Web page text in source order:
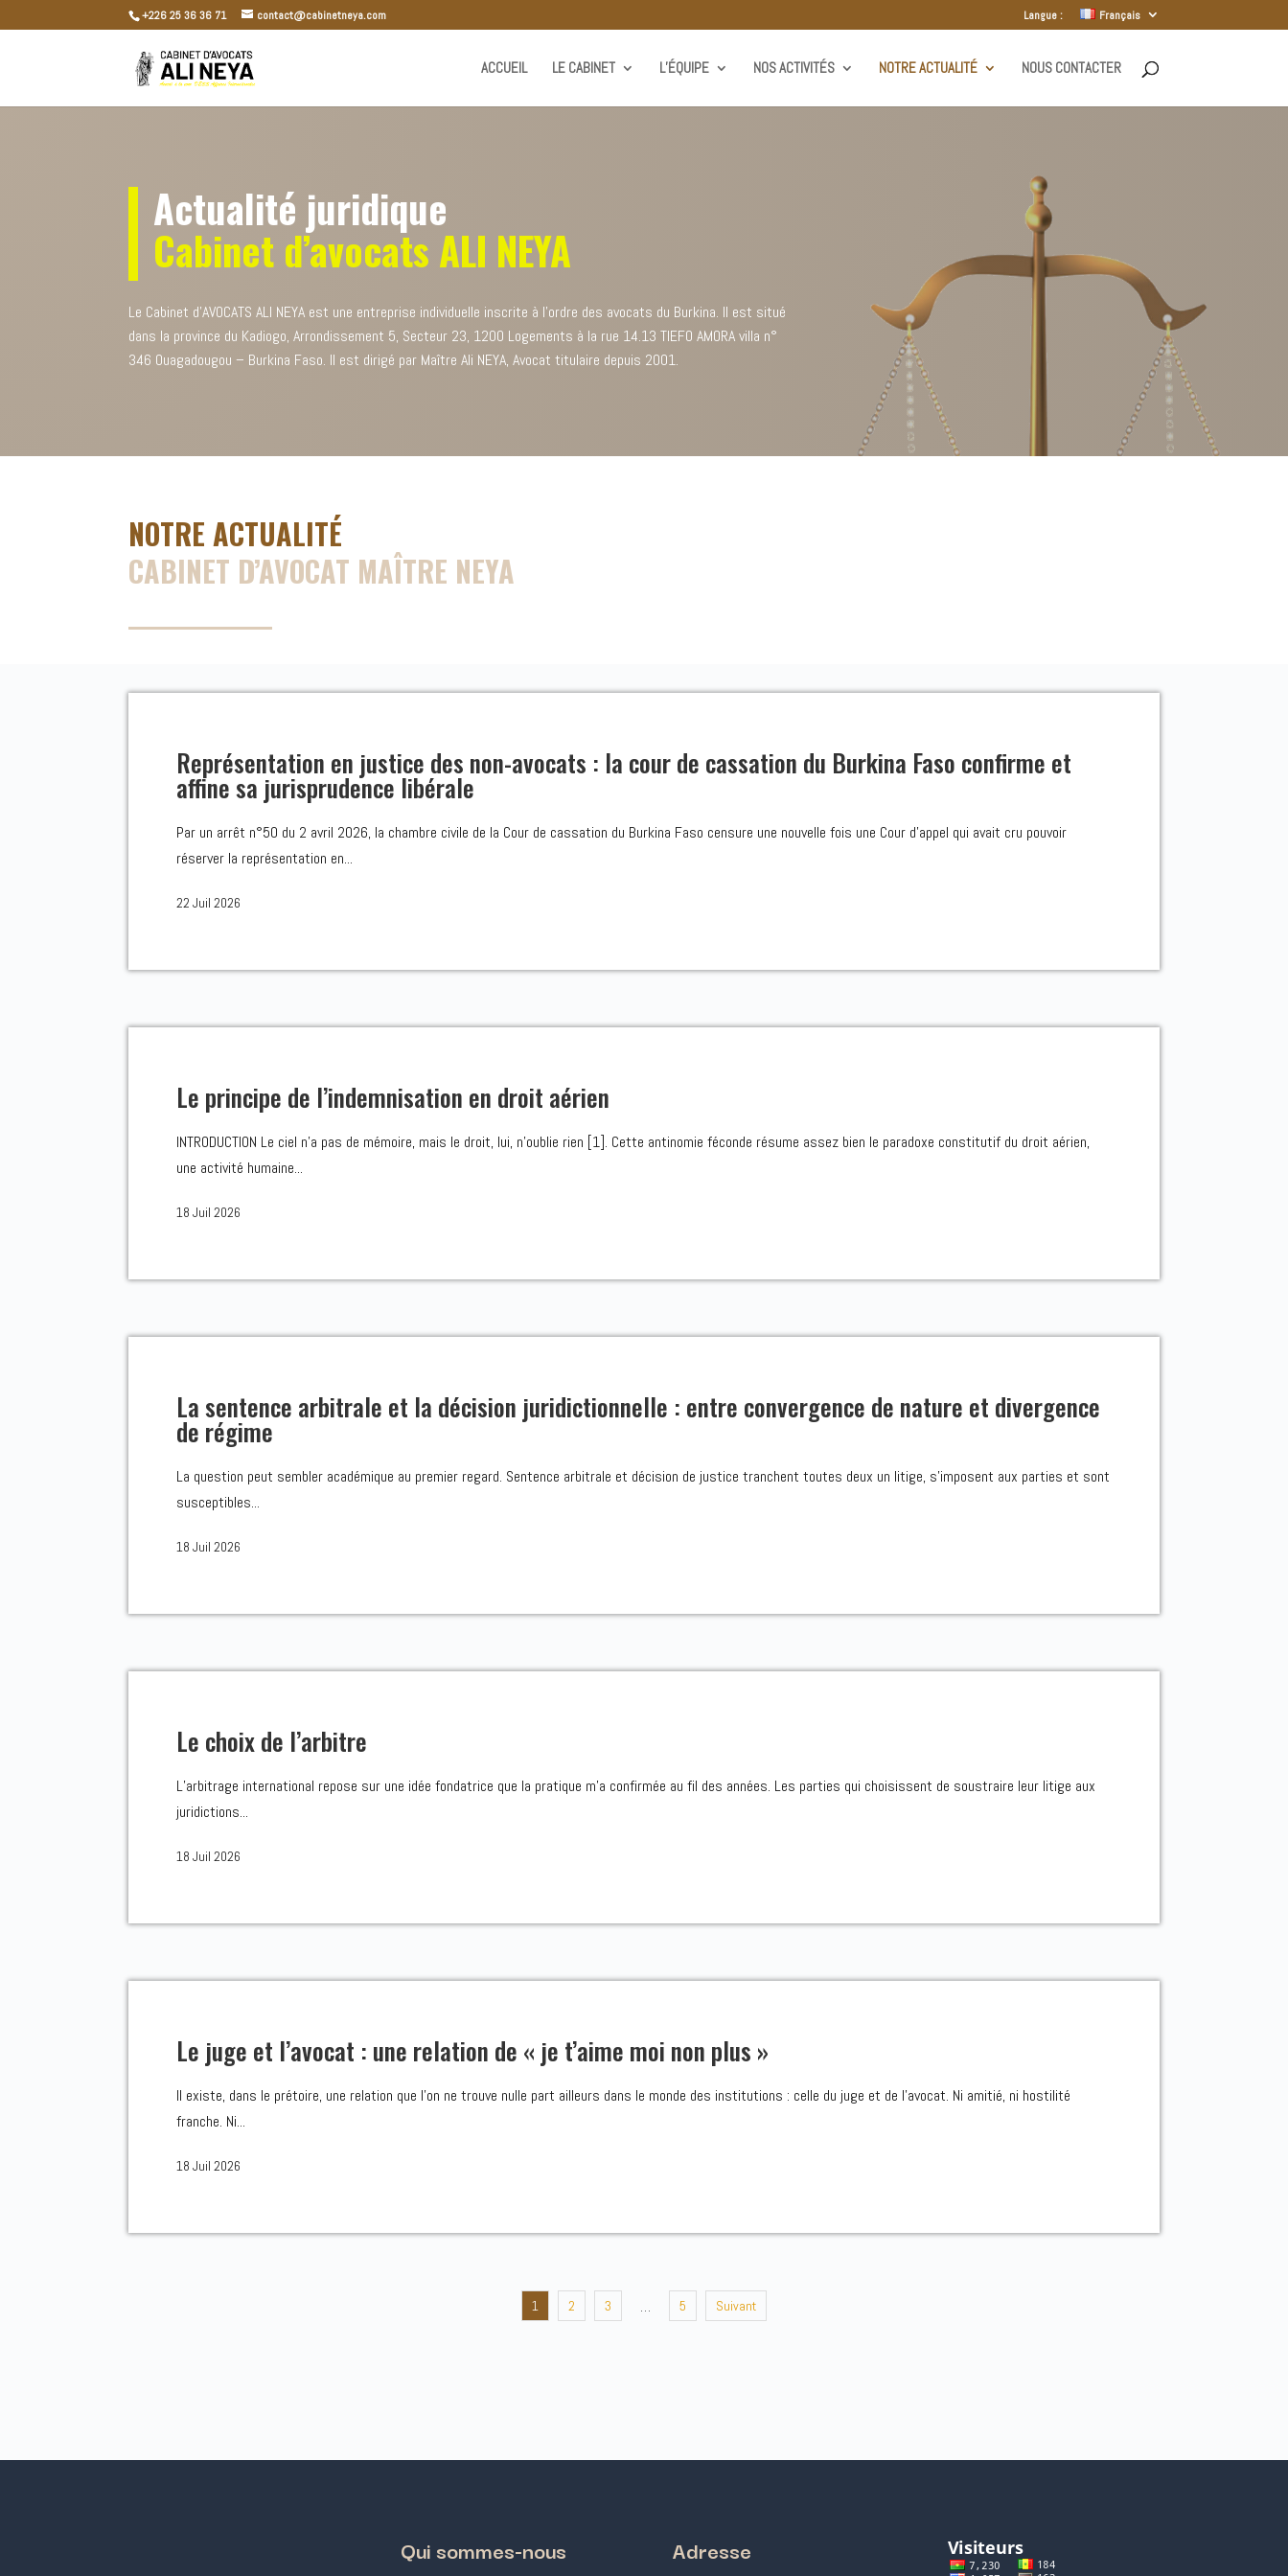
+226 25 36 36 71 contact@cabinetneya.com Langue : Français
ACCUEIL LE CABINET L’ÉQUIPE NOS ACTIVITÉS NOTRE ACTUALITÉ NOUS CONTACTER
Actualité juridique
Cabinet d’avocats ALI NEYA
Le Cabinet d’AVOCATS ALI NEYA est une entreprise individuelle inscrite à l’ordre des avocats du Burkina. Il est situé
dans la province du Kadiogo, Arrondissement 5, Secteur 23, 1200 Logements à la rue 14.13 TIEFO AMORA villa n°
346 Ouagadougou – Burkina Faso. Il est dirigé par Maître Ali NEYA, Avocat titulaire depuis 2001.
NOTRE ACTUALITÉ
CABINET D’AVOCAT MAÎTRE NEYA
Représentation en justice des non-avocats : la cour de cassation du Burkina Faso confirme et
affine sa jurisprudence libérale
Par un arrêt n°50 du 2 avril 2026, la chambre civile de la Cour de cassation du Burkina Faso censure une nouvelle fois une Cour d’appel qui avait cru pouvoir
réserver la représentation en...
22 Juil 2026
Le principe de l’indemnisation en droit aérien
INTRODUCTION Le ciel n’a pas de mémoire, mais le droit, lui, n’oublie rien [1]. Cette antinomie féconde résume assez bien le paradoxe constitutif du droit aérien,
une activité humaine...
18 Juil 2026
La sentence arbitrale et la décision juridictionnelle : entre convergence de nature et divergence
de régime
La question peut sembler académique au premier regard. Sentence arbitrale et décision de justice tranchent toutes deux un litige, s’imposent aux parties et sont
susceptibles...
18 Juil 2026
Le choix de l’arbitre
L’arbitrage international repose sur une idée fondatrice que la pratique m’a confirmée au fil des années. Les parties qui choisissent de soustraire leur litige aux
juridictions...
18 Juil 2026
Le juge et l’avocat : une relation de « je t’aime moi non plus »
Il existe, dans le prétoire, une relation que l’on ne trouve nulle part ailleurs dans le monde des institutions : celle du juge et de l’avocat. Ni amitié, ni hostilité
franche. Ni...
18 Juil 2026
1 2 3 … 5 Suivant
Qui sommes-nous Adresse